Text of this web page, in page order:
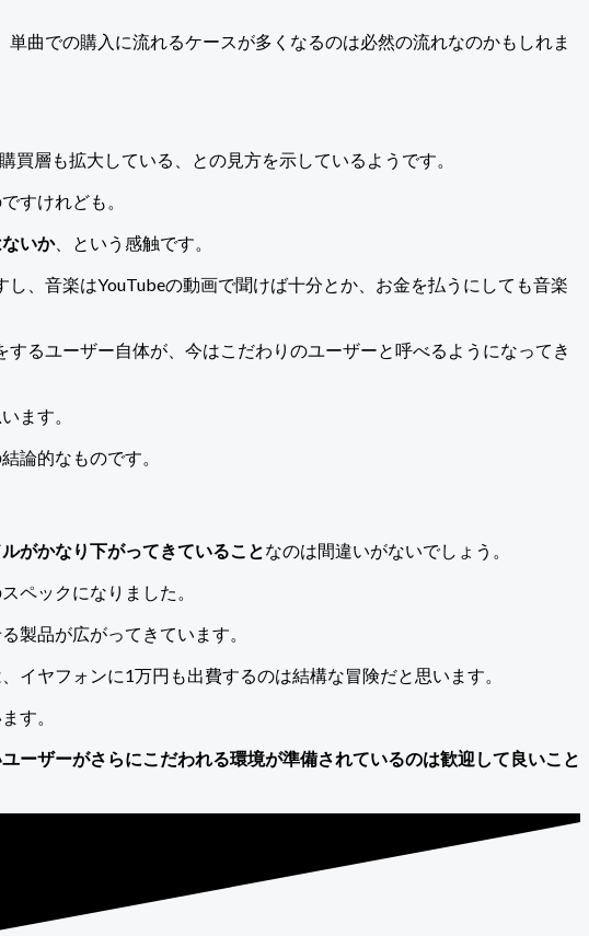
曲での購入に流れるケースが多くなるのは必然の流れなのかもしれま
層も拡大している、との見方を示しているようです。
すけれども。
いか、という感触です。
、音楽はYouTubeの動画で聞けば十分とか、お金を払うにしても音楽
るユーザー自体が、今はこだわりのユーザーと呼べるようになってき
ます。
論的なものです。
がかなり下がってきていることなのは間違いがないでしょう。
ペックになりました。
製品が広がってきています。
ヤフォンに1万円も出費するのは結構な冒険だと思います。
す。
ーザーがさらにこだわれる環境が準備されているのは歓迎して良いこと